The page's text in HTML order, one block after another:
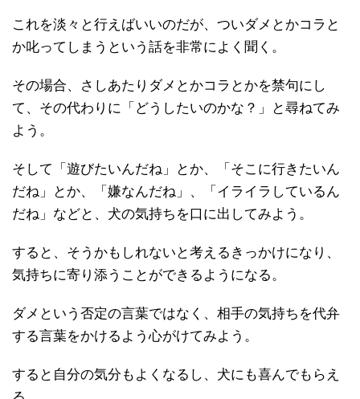
これを淡々と行えばいいのだが、ついダメとかコラと
か叱ってしまうという話を非常によく聞く。
その場合、さしあたりダメとかコラとかを禁句にし
て、その代わりに「どうしたいのかな？」と尋ねてみ
よう。
そして「遊びたいんだね」とか、「そこに行きたいん
だね」とか、「嫌なんだね」、「イライラしているん
だね」などと、犬の気持ちを口に出してみよう。
すると、そうかもしれないと考えるきっかけになり、
気持ちに寄り添うことができるようになる。
ダメという否定の言葉ではなく、相手の気持ちを代弁
する言葉をかけるよう心がけてみよう。
すると自分の気分もよくなるし、犬にも喜んでもらえ